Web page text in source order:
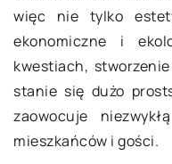
więc nie tylko
ekonomiczne i
kwestiach,
stanie się dużo
zaowocuje
mieszkańców i gości.